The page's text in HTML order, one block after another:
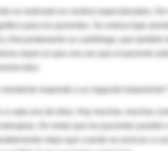
para los pacientes. Se realiza bajo
frecuentemente un cardiólogo, que también
mayor es que una vez que el paciente
responde a un segundo tratamiento?
De modo que los pacientes pueden